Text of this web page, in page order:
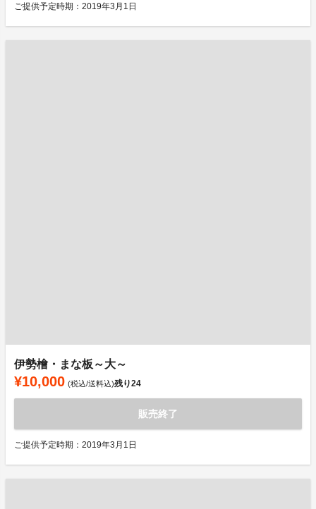
ご提供予定時期：2019年3月1日
伊勢檜・まな板～大～
¥10,000 (税込/送料込)残り24
販売終了
ご提供予定時期：2019年3月1日